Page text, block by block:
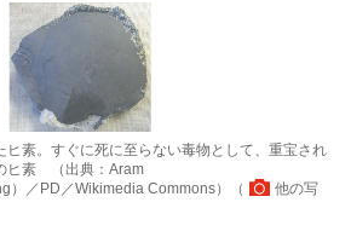
ヒ素。すぐに死に至らない毒物として、重宝され
ヒ素 （出典：Aram
）／PD／Wikimedia Commons）（
他の写